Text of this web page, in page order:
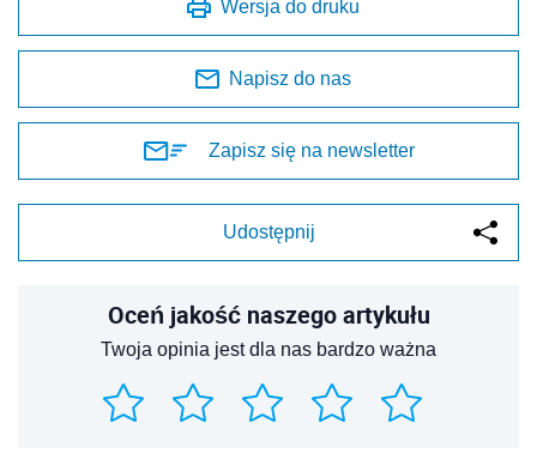
Wersja do druku
Napisz do nas
Zapisz się na newsletter
Udostępnij
Oceń jakość naszego artykułu
Twoja opinia jest dla nas bardzo ważna